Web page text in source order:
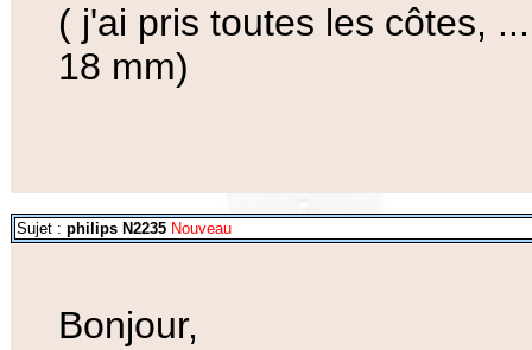
( j'ai pris toutes les côtes,
18 mm)
Sujet : philips N2235 Nouveau
Bonjour,